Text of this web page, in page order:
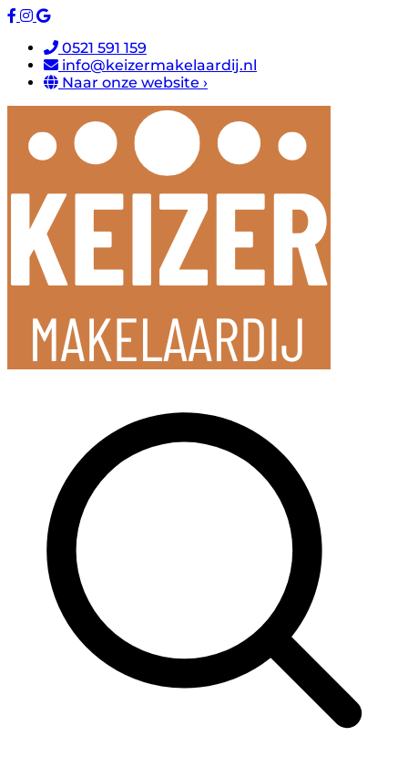
0521 591 159
info@keizermakelaardij.nl
Naar onze website ›